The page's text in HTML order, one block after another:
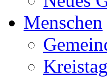
Menschen
Kreistag